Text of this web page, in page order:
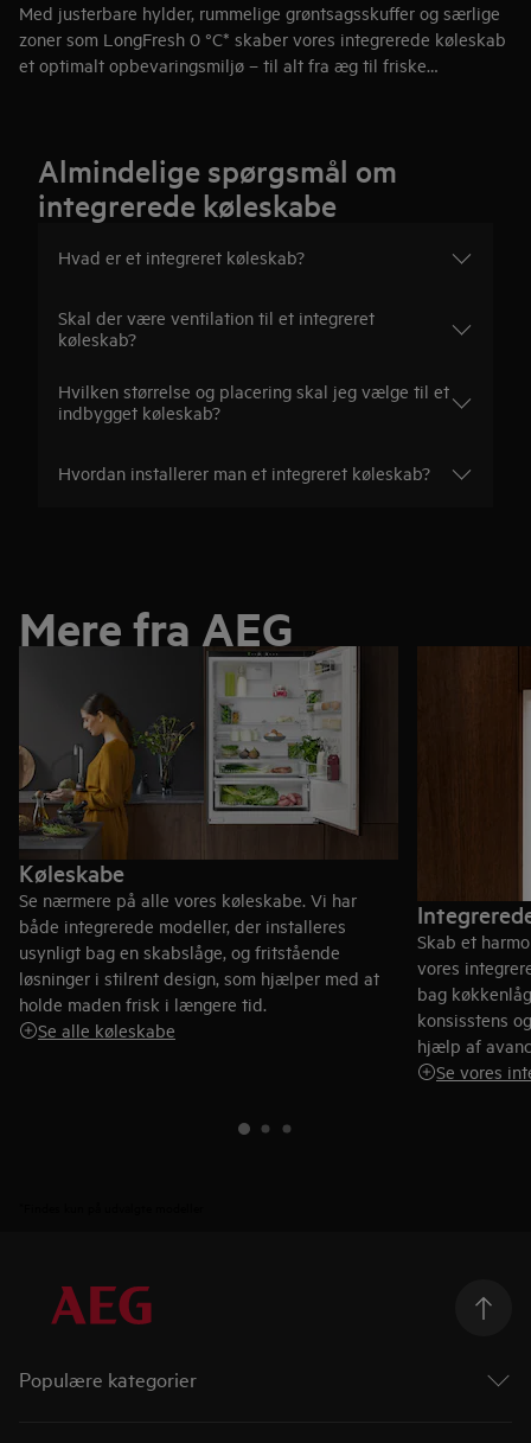
Med justerbare hylder, rummelige grøntsagsskuffer og særlige
zoner som LongFresh 0 °C* skaber vores integrerede køleskab
et optimalt opbevaringsmiljø – til alt fra æg til friske
Almindelige spørgsmål om
integrerede køleskabe
Hvad er et integreret køleskab?
Skal der være ventilation til et integreret
køleskab?
Hvilken størrelse og placering skal jeg vælge til et
indbygget køleskab?
Hvordan installerer man et integreret køleskab?
Mere fra AEG
Køleskabe
Se nærmere på alle vores køleskabe. Vi har
både integrerede modeller, der installeres
usynligt bag en skabslåge, og fritstående
løsninger i stilrent design, som hjælper med at
holde maden frisk i længere tid.
Se alle køleskabe
Skab et
vores
bag
konsisstens
hjælp af
Se vores
Populære kategorier